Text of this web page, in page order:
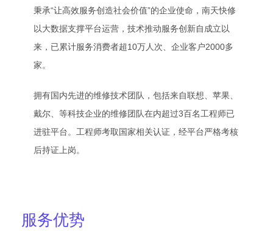
秉承“让高效服务创造社会价值”的企业使命，南天快修
以大数据支撑平台运营，技术推动服务创新自成立以
来，已累计服务消费者超10万人次、企业客户2000多
家。
拥有国内先进的维修技术团队，包括来自联想、苹果、
戴尔、等科技企业的维修团队在内超过3百名工程师已
进驻平台。工程师考取国家相关认证，经平台严格考核
后持证上岗。
服务优势